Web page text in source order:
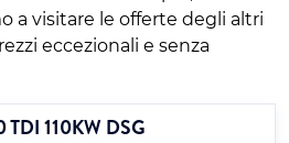
a visitare le offerte degli altri
eccezionali e senza
110KW DSG